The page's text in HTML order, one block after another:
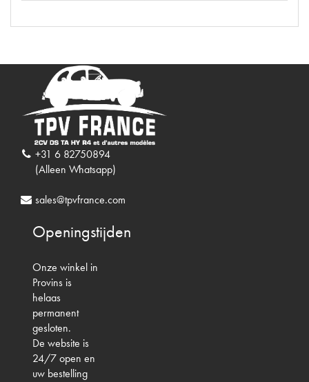
+31 6 82750894
(Alleen Whatsapp)
sales@tpvfrance.com
Openingstijden
Onze winkel in
Provins is
helaas
permanent
gesloten.
De website is
24/7 open en
uw bestelling